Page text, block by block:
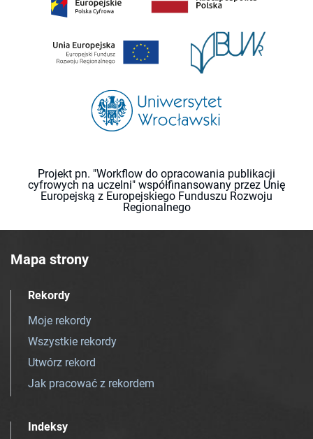
Projekt pn. "Workflow do opracowania publikacji
cyfrowych na uczelni" współfinansowany przez Unię
Europejską z Europejskiego Funduszu Rozwoju
Regionalnego
Mapa strony
Rekordy
Moje rekordy
Wszystkie rekordy
Utwórz rekord
Jak pracować z rekordem
Indeksy